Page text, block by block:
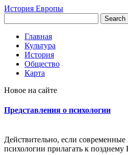
История Европы
Главная
Культура
История
Общество
Карта
Новое на сайте
Представления о психологии
Действительно, если современные
психологии прилагать к позднему